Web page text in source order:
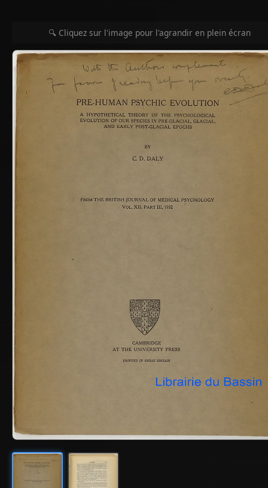
🔍 Cliquez sur l'image pour l'agrandir en plein écran